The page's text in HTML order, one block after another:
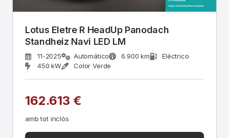
Lotus Eletre R HeadUp Panodach
Standheiz Navi LED LM
11-2025 Automático 6.900 km
Eléctrico
450 kW
Color Verde
162.613 €
amb tot inclòs